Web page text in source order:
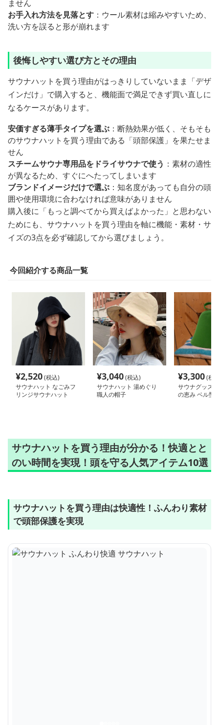
ません
お手入れ方法を見落とす ：ウール素材は縮みやすいため、
洗い方を誤ると形が崩れます
後悔しやすい選び方とその理由
サウナハットを買う理由がはっきりしていないまま「デザ
インだけ」で購入すると、機能面で満足できず買い直しに
なるケースがあります。
安価すぎる薄手タイプを選ぶ ：断熱効果が低く、そもそも
のサウナハットを買う理由である「頭部保護」を果たせま
せん
スチームサウナ専用品をドライサウナで使う ：素材の適性
が異なるため、すぐにへたってしまいます
ブランドイメージだけで選ぶ ：知名度があっても自分の頭
囲や使用環境に合わなければ意味がありません
購入後に「もっと調べてから買えばよかった」と思わない
ためにも、サウナハットを買う理由を軸に機能・素材・サ
イズの3点を必ず確認してから選びましょう。
今回紹介する商品一覧
¥2,520(税込)
サウナハット なごみフ
リンジサウナハット
¥3,040(税込)
サウナハット 湯めぐり
職人の帽子
¥3,300(税
サウナグッズ
の恵み ベル型
サウナハットを買う理由が分かる！快適とと
のい時間を実現！頭を守る人気アイテム10選
サウナハットを買う理由は快適性！ふんわり素材
で頭部保護を実現